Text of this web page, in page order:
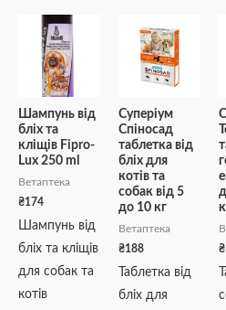
Шампунь від
бліх та
кліщів Fipro-
Lux 250 ml
Ветаптека
₴174
Шампунь від
бліх та кліщів
для собак та
котів
Суперіум
Спіносад
таблетка від
бліх для
котів та
собак від 5
до 10 кг
Ветаптека
₴188
Таблетка від
бліх для
₴